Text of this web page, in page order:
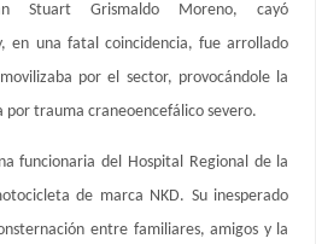
Stuart Grismaldo Moreno, cayó
en una fatal coincidencia, fue arrollado
por el sector, provocándole la
trauma craneoencefálico severo.
funcionaria del Hospital Regional de la
de marca NKD. Su inesperado
entre familiares, amigos y la